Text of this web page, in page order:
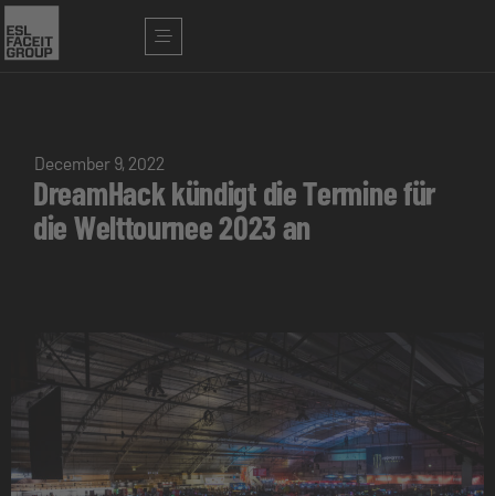
December 9, 2022
DreamHack kündigt die Termine für
die Welttournee 2023 an